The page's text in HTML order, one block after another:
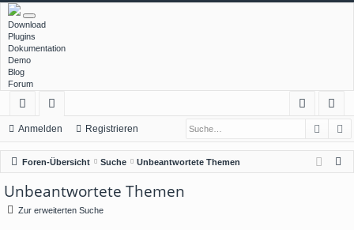
Download
Plugins
Dokumentation
Demo
Blog
Forum
ch
ne
llz
ug
or
en
m
el
ist
rie
Anmelden Registrieren
Foren-Übersicht Suche Unbeantwortete Themen
Unbeantwortete Themen
Zur erweiterten Suche